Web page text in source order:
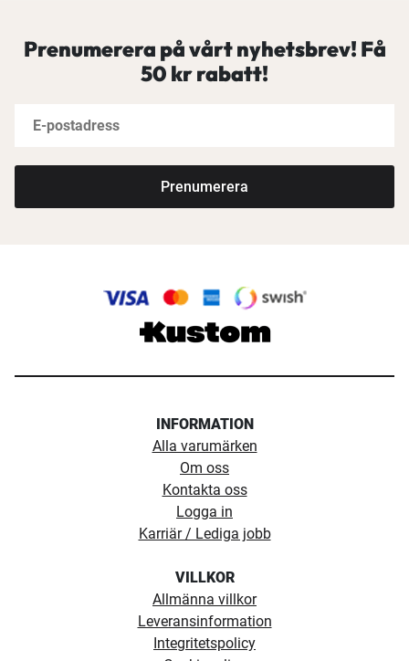
Prenumerera på vårt nyhetsbrev! Få
50 kr rabatt!
Prenumerera
INFORMATION
Alla varumärken
Om oss
Kontakta oss
Logga in
Karriär / Lediga jobb
VILLKOR
Allmänna villkor
Leveransinformation
Integritetspolicy